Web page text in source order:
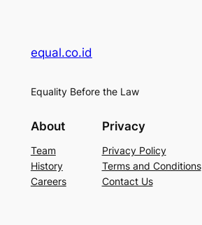
equal.co.id
Equality Before the Law
About
Team
History
Careers
Privacy
Privacy Policy
Terms and Conditions
Contact Us